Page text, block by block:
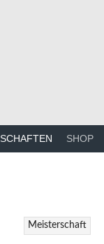
SHOP
Meisterschaft